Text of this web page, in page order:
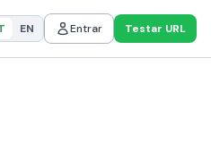
EN Entrar Testar URL